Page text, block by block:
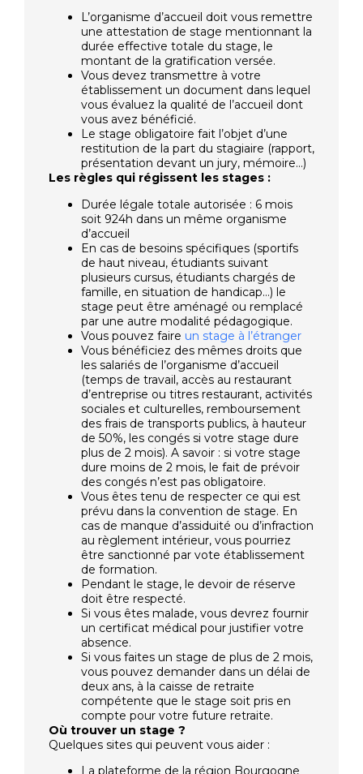
L’organisme d’accueil doit vous remettre
une attestation de stage mentionnant la
durée effective totale du stage, le
montant de la gratification versée.
Vous devez transmettre à votre
établissement un document dans lequel
vous évaluez la qualité de l’accueil dont
vous avez bénéficié.
Le stage obligatoire fait l’objet d’une
restitution de la part du stagiaire (rapport,
présentation devant un jury, mémoire…)
Les règles qui régissent les stages :
Durée légale totale autorisée : 6 mois
soit 924h dans un même organisme
d’accueil
En cas de besoins spécifiques (sportifs
de haut niveau, étudiants suivant
plusieurs cursus, étudiants chargés de
famille, en situation de handicap…) le
stage peut être aménagé ou remplacé
par une autre modalité pédagogique.
Vous pouvez faire un stage à l’étranger
Vous bénéficiez des mêmes droits que
les salariés de l’organisme d’accueil
(temps de travail, accès au restaurant
d’entreprise ou titres restaurant, activités
sociales et culturelles, remboursement
des frais de transports publics, à hauteur
de 50%, les congés si votre stage dure
plus de 2 mois). A savoir : si votre stage
dure moins de 2 mois, le fait de prévoir
des congés n’est pas obligatoire.
Vous êtes tenu de respecter ce qui est
prévu dans la convention de stage. En
cas de manque d’assiduité ou d’infraction
au règlement intérieur, vous pourriez
être sanctionné par vote établissement
de formation.
Pendant le stage, le devoir de réserve
doit être respecté.
Si vous êtes malade, vous devrez fournir
un certificat médical pour justifier votre
absence.
Si vous faites un stage de plus de 2 mois,
vous pouvez demander dans un délai de
deux ans, à la caisse de retraite
compétente que le stage soit pris en
compte pour votre future retraite.
Où trouver un stage ?
Quelques sites qui peuvent vous aider :
La plateforme de la région Bourgogne